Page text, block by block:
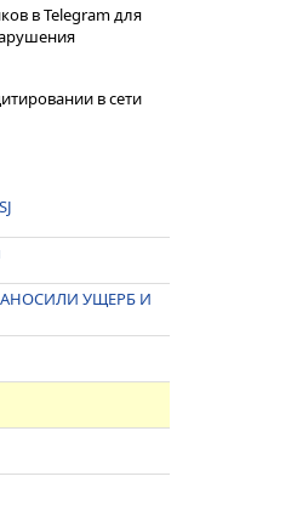
в Telegram для
в сети
УЩЕРБ И